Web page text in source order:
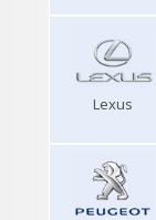
Lexus